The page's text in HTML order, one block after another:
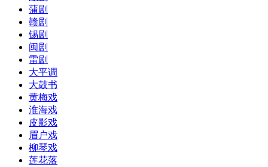
蒲剧
赣剧
锡剧
闽剧
雷剧
大平调
大鼓书
黄梅戏
淮海戏
皮影戏
眉户戏
柳琴戏
莲花落